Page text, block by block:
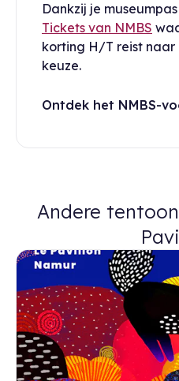
Dankzij je
Tickets van NMBS
korting H/T reist naar
keuze.
Ontdek het NMBS-
Andere